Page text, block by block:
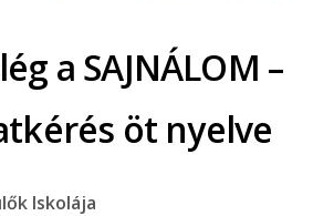
a SAJNÁLOM –
öt nyelve
Iskolája